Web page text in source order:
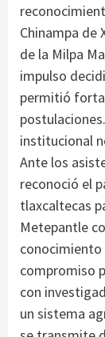
Chinampa de
de la Milpa
impulso
permitió
institucional
Ante los
reconoció el
tlaxcaltecas
Metepantle
compromiso
con
un sistema